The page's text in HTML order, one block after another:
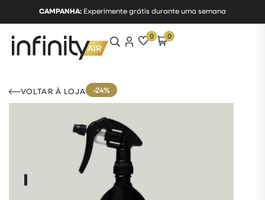
CAMPANHA: Experimente grátis durante uma semana
0 0
VOLTAR À LOJA -24%